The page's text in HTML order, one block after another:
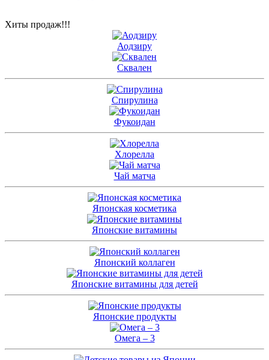
Хиты продаж!!!
Аодзиру
Сквален
Спирулина
Фукоидан
Хлорелла
Чай матча
Японская косметика
Японские витамины
Японский коллаген
Японские витамины для детей
Японские продукты
Омега – 3